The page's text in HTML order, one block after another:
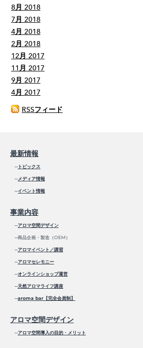
8月 2018
7月 2018
4月 2018
2月 2018
12月 2017
11月 2017
9月 2017
4月 2017
RSSフィード
最新情報
─トピックス
─メディア情報
─イベント情報
事業内容
─アロマ空間デザイン
─商品企画・製造（OEM）
─アロマイベント／講習
─アロマセレモニー
─オンラインショップ運営
─天然アロマライフ講座
─aroma bar【完全会員制】
アロマ空間デザイン
─アロマ空間導入の目的・メリット